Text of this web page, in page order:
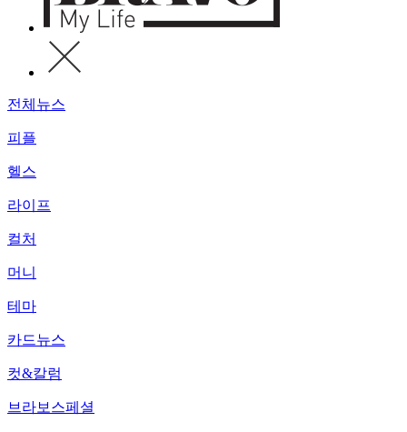
전체뉴스
피플
헬스
라이프
컬처
머니
테마
카드뉴스
컷&칼럼
브라보스페셜